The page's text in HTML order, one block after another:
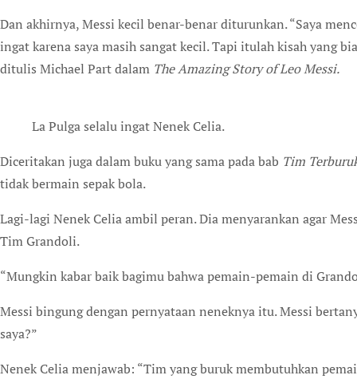
Dan akhirnya, Messi kecil benar-benar diturunkan. “Saya
ingat karena saya masih sangat kecil. Tapi itulah kisah yang
ditulis Michael Part dalam The Amazing Story of Leo Messi.
La Pulga selalu ingat Nenek Celia.
Diceritakan juga dalam buku yang sama pada bab Tim
tidak bermain sepak bola.
Lagi-lagi Nenek Celia ambil peran. Dia menyarankan agar
Tim Grandoli.
“Mungkin kabar baik bagimu bahwa pemain-pemain di
Messi bingung dengan pernyataan neneknya itu. Messi
saya?”
Nenek Celia menjawab: “Tim yang buruk membutuhkan